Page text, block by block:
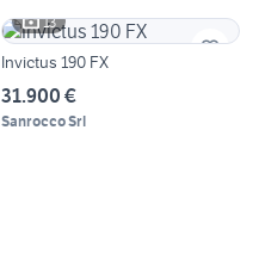
13
Invictus 190 FX
31.900 €
Sanrocco Srl